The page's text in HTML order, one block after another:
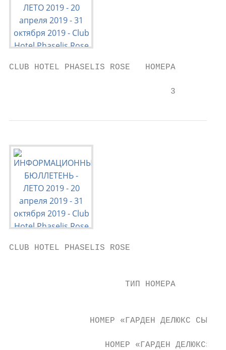
CLUB HOTEL PHASELIS ROSE   НОМЕРА
                                3
CLUB HOTEL PHASELIS ROSE
ТИП НОМЕРА
НОМЕР «ГАРДЕН ДЕЛЮКС
НОМЕР «ГАРДЕН ДЕЛЮКС»